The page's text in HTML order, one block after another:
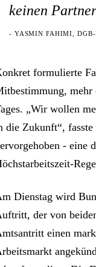
keinen
- YASMIN FAHIMI, DGB-
formulierte
mehr
„Wir wollen
die Zukunft“, fasste
- eine
Dienstag wird
der von
einen